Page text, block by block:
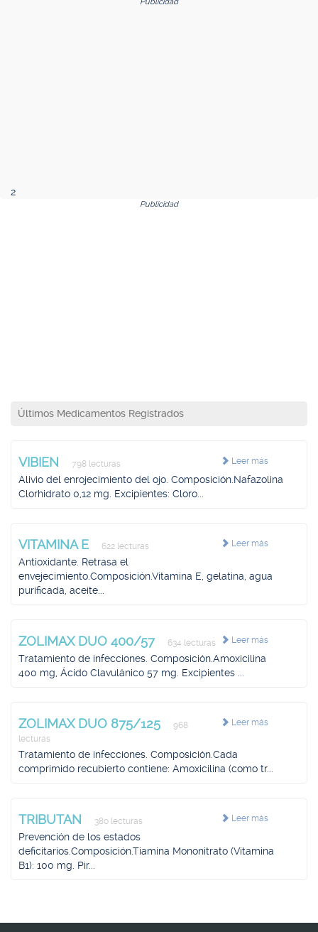
2
Publicidad
Últimos Medicamentos Registrados
Leer más
VIBIEN 798 lecturas
Alivio del enrojecimiento del ojo. Composición.Nafazolina
Clorhidrato 0,12 mg. Excipientes: Cloro...
Leer más
VITAMINA E 622 lecturas
Antioxidante. Retrasa el
envejecimiento.Composición.Vitamina E, gelatina, agua
purificada, aceite...
Leer más
ZOLIMAX DUO 400/57 634 lecturas
Tratamiento de infecciones. Composición.Amoxicilina
400 mg, Ácido Clavulánico 57 mg. Excipientes ...
Leer más
ZOLIMAX DUO 875/125
968
lecturas
Tratamiento de infecciones. Composición.Cada
comprimido recubierto contiene: Amoxicilina (como tr...
Leer más
TRIBUTAN 380 lecturas
Prevención de los estados
deficitarios.Composición.Tiamina Mononitrato (Vitamina
B1): 100 mg. Pir...